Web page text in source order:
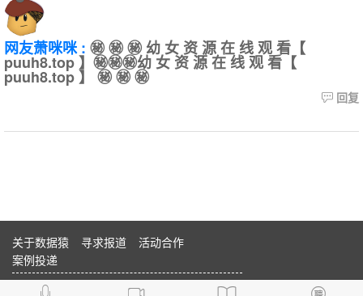
网友萧咪咪 : ㊙️ ㊙️ ㊙️ 幼 女 资 源 在 线 观 看【
puuh8.top 】㊙️㊙️㊙️幼 女 资 源 在 线 观 看【
puuh8.top 】 ㊙️ ㊙️ ㊙️
回复
关于数据猿 寻求报道
活动合作
案例投递
合作伙伴：